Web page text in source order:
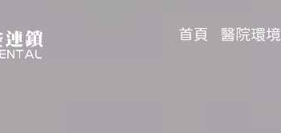
首頁 醫院環境